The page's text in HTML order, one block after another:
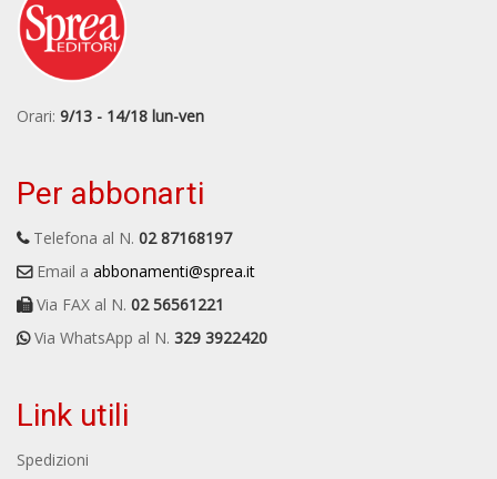
Orari: 9/13 - 14/18 lun-ven
Per abbonarti
Telefona al N. 02 87168197
Email a abbonamenti@sprea.it
Via FAX al N. 02 56561221
Via WhatsApp al N. 329 3922420
Link utili
Spedizioni